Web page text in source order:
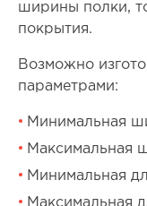
ширины полки,
покрытия.
Возможно
параметрами:
Минимальная
Максимальная
Минимальная
Максимальная